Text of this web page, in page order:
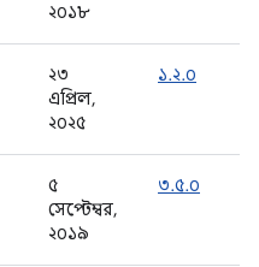
২০১৮
২৩
এপ্রিল,
২০২৫
১.২.০
৫
সেপ্টেম্বর,
২০১৯
৩.৫.০